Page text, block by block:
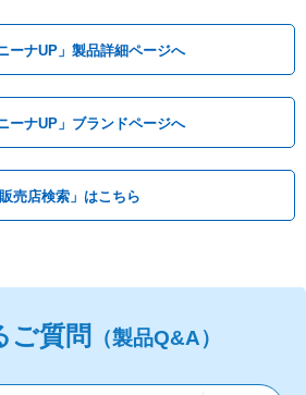
ーナUP」製品詳細ページへ
ーナUP」ブランドページへ
販売店検索」はこちら
ご質問 （製品Q&A）